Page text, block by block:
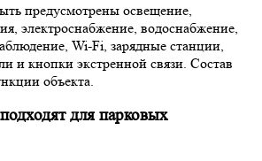
предусмотрены освещение,
электроснабжение, водоснабжение,
Wi-Fi, зарядные станции,
и кнопки экстренной связи. Состав
объекта.
для парковых